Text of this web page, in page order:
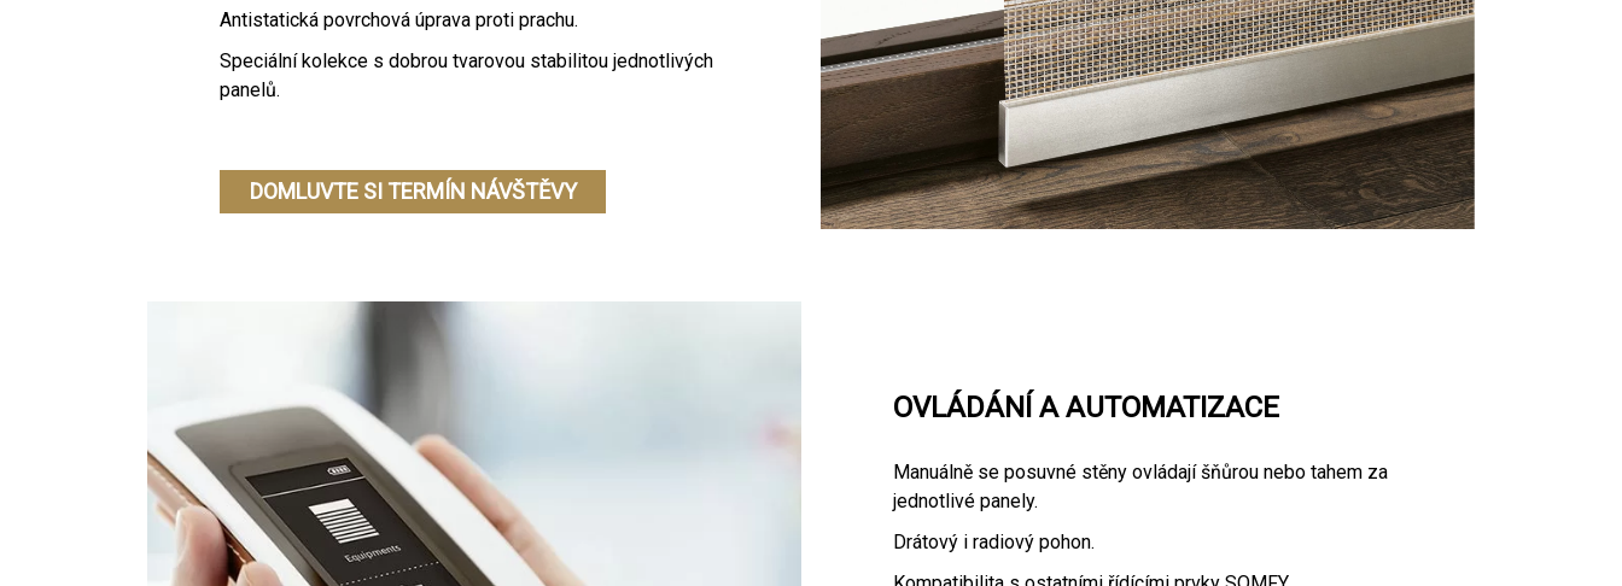
Antistatická povrchová úprava proti prachu.
Speciální kolekce s dobrou tvarovou stabilitou jednotlivých
panelů.
DOMLUVTE SI TERMÍN NÁVŠTĚVY
OVLÁDÁNÍ A AUTOMATIZACE
Manuálně se posuvné stěny ovládají šňůrou nebo tahem za
jednotlivé panely.
Drátový i radiový pohon.